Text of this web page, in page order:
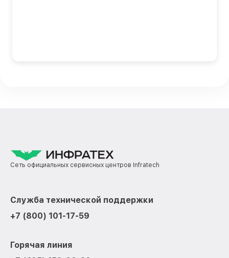
Сеть официальных сервисных центров Infratech
Служба технической поддержки
+7 (800) 101-17-59
Горячая линия